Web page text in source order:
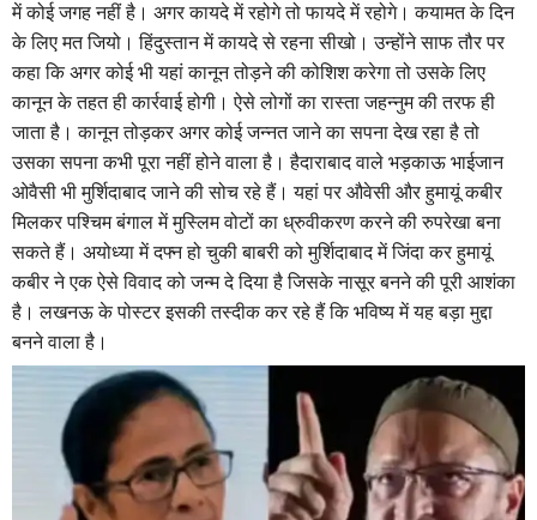
में कोई जगह नहीं है। अगर कायदे में रहोगे तो फायदे में रहोगे। कयामत के दिन
के लिए मत जियो। हिंदुस्तान में कायदे से रहना सीखो। उन्होंने साफ तौर पर
कहा कि अगर कोई भी यहां कानून तोड़ने की कोशिश करेगा तो उसके लिए
कानून के तहत ही कार्रवाई होगी। ऐसे लोगों का रास्ता जहन्नुम की तरफ ही
जाता है। कानून तोड़कर अगर कोई जन्नत जाने का सपना देख रहा है तो
उसका सपना कभी पूरा नहीं होने वाला है। हैदाराबाद वाले भड़काऊ भाईजान
ओवैसी भी मुर्शिदाबाद जाने की सोच रहे हैं। यहां पर औवेसी और हुमायूं कबीर
मिलकर पश्चिम बंगाल में मुस्लिम वोटों का ध्रुवीकरण करने की रुपरेखा बना
सकते हैं। अयोध्या में दफ्न हो चुकी बाबरी को मुर्शिदाबाद में जिंदा कर हुमायूं
कबीर ने एक ऐसे विवाद को जन्म दे दिया है जिसके नासूर बनने की पूरी आशंका
है। लखनऊ के पोस्टर इसकी तस्दीक कर रहे हैं कि भविष्य में यह बड़ा मुद्दा
बनने वाला है।